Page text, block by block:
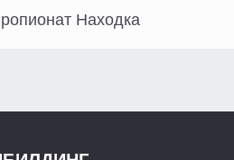
Находка